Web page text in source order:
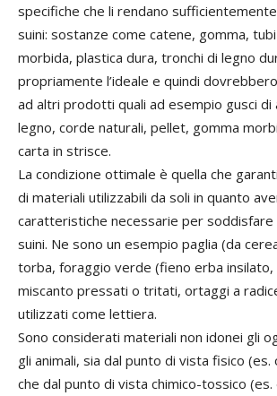
specifiche che li rendano
suini: sostanze come catene, gomma,
morbida, plastica dura, tronchi di legno
propriamente l’ideale e quindi
ad altri prodotti quali ad esempio gusci di
legno, corde naturali, pellet, gomma
carta in strisce.
La condizione ottimale è quella che
di materiali utilizzabili da soli in quanto
caratteristiche necessarie per soddisfare
suini. Ne sono un esempio paglia (da
torba, foraggio verde (fieno erba insilato,
miscanto pressati o tritati, ortaggi a
utilizzati come lettiera.
Sono considerati materiali non idonei gli
gli animali, sia dal punto di vista fisico
che dal punto di vista chimico-tossico